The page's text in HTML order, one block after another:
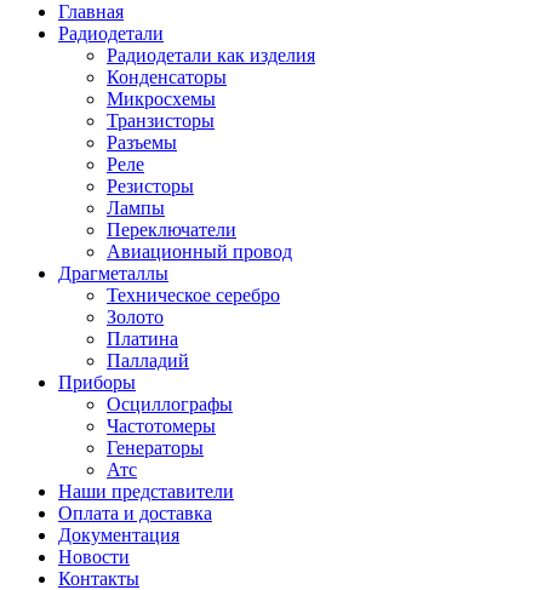
Главная
Радиодетали
Радиодетали как изделия
Конденсаторы
Микросхемы
Транзисторы
Разъемы
Реле
Резисторы
Лампы
Переключатели
Авиационный провод
Драгметаллы
Техническое серебро
Золото
Платина
Палладий
Приборы
Осциллографы
Частотомеры
Генераторы
Атс
Наши представители
Оплата и доставка
Документация
Новости
Контакты